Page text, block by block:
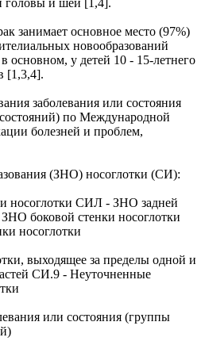
головы и шеи [1,4].
занимает основное место (97%)
новообразований
основном, у детей 10 - 15-летнего
[1,3,4].
заболевания или состояния
по Международной
болезней и проблем,
(ЗНО) носоглотки (СИ):
носоглотки СИЛ - ЗНО задней
боковой стенки носоглотки
носоглотки
выходящее за пределы одной и
СИ.9 - Неуточненные
или состояния (группы